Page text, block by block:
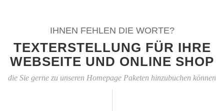
IHNEN FEHLEN DIE WORTE?
TEXTERSTELLUNG FÜR IHRE
WEBSEITE UND ONLINE SHOP
die Sie gerne zu unseren Homepage Paketen hinzubuchen können